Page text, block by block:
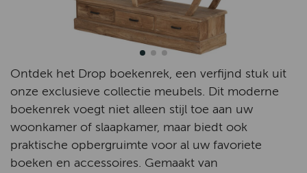
Ontdek het Drop boekenrek, een verfijnd stuk uit
onze exclusieve collectie meubels. Dit moderne
boekenrek voegt niet alleen stijl toe aan uw
woonkamer of slaapkamer, maar biedt ook
praktische opbergruimte voor al uw favoriete
boeken en accessoires. Gemaakt van